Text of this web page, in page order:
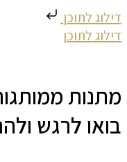
דילוג לתוכן
דילוג לתוכן
מתנות
בואו לרגש